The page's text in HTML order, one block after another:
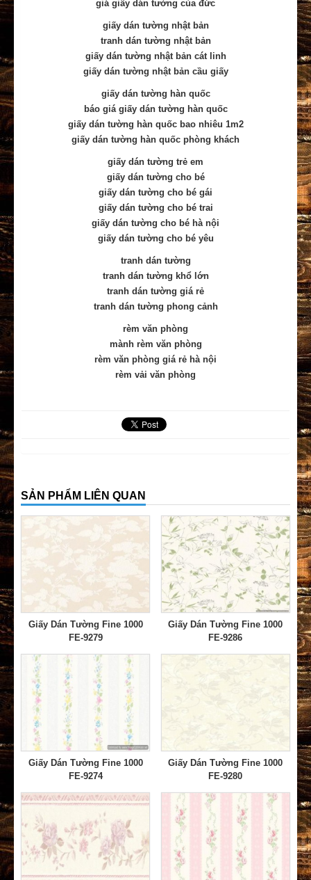
giá giấy dán tường của đức
giấy dán tường nhật bản
tranh dán tường nhật bản
giấy dán tường nhật bản cát linh
giấy dán tường nhật bản cầu giấy
giấy dán tường hàn quốc
báo giá giấy dán tường hàn quốc
giấy dán tường hàn quốc bao nhiêu 1m2
giấy dán tường hàn quốc phòng khách
giấy dán tường trẻ em
giấy dán tường cho bé
giấy dán tường cho bé gái
giấy dán tường cho bé trai
giấy dán tường cho bé hà nội
giấy dán tường cho bé yêu
tranh dán tường
tranh dán tường khổ lớn
tranh dán tường giá rẻ
tranh dán tường phong cảnh
rèm văn phòng
mành rèm văn phòng
rèm văn phòng giá rẻ hà nội
rèm vải văn phòng
SẢN PHẨM LIÊN QUAN
Giấy Dán Tường Fine 1000
FE-9279
Giấy Dán Tường Fine 1000
FE-9286
Giấy Dán Tường Fine 1000
FE-9274
Giấy Dán Tường Fine 1000
FE-9280